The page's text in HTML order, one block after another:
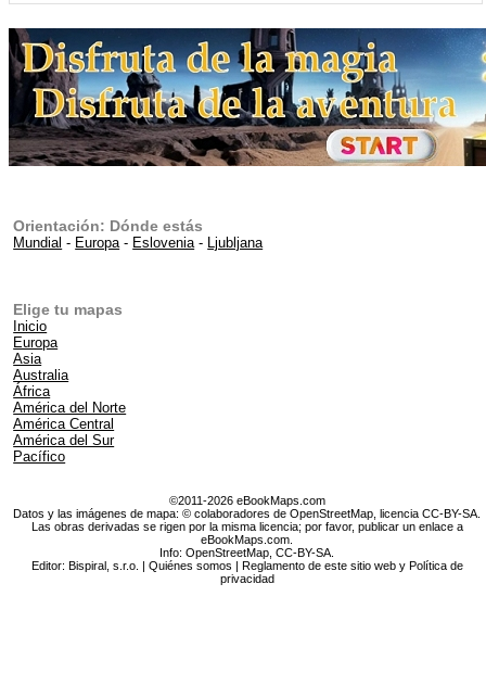
Orientación: Dónde estás
Mundial - Europa- Eslovenia- Ljubljana
Elige tu mapas
Inicio
Europa
Asia
Australia
África
América del Norte
América Central
América del Sur
Pacífico
©2011-2026 eBookMaps.com
Datos y las imágenes de mapa: © colaboradores de OpenStreetMap, licencia CC-BY-SA.
Las obras derivadas se rigen por la misma licencia; por favor, publicar un enlace a
eBookMaps.com.
Info:OpenStreetMap ,CC-BY-SA
Editor: Bispiral, s.r.o. | Quiénes somos | Reglamento de este sitio web y Política de
privacidad